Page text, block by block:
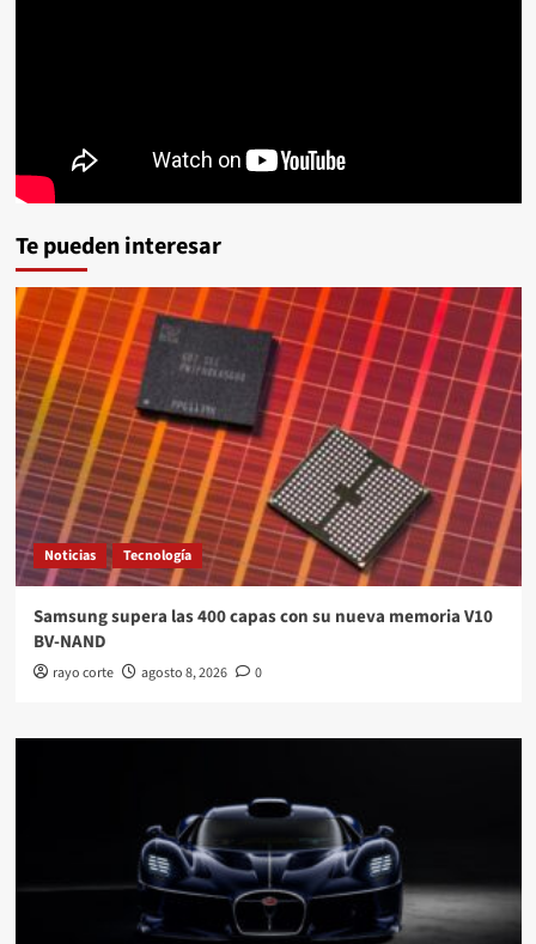
Te pueden interesar
Noticias Tecnología
Samsung supera las 400 capas con su nueva memoria V10
BV-NAND
rayo corte agosto 8, 2026 0